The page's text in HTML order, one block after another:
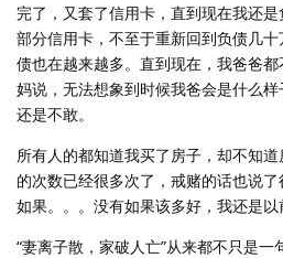
完了，又套了信用卡，直到现在我还
部分信用卡，不至于重新回到负债几
债也在越来越多。直到现在，我爸爸
妈说，无法想象到时候我爸会是什么
还是不敢。
所有人的都知道我买了房子，却不知
的次数已经很多次了，戒赌的话也说了
如果。。。没有如果该多好，我还是以
“妻离子散，家破人亡”从来都不只是一